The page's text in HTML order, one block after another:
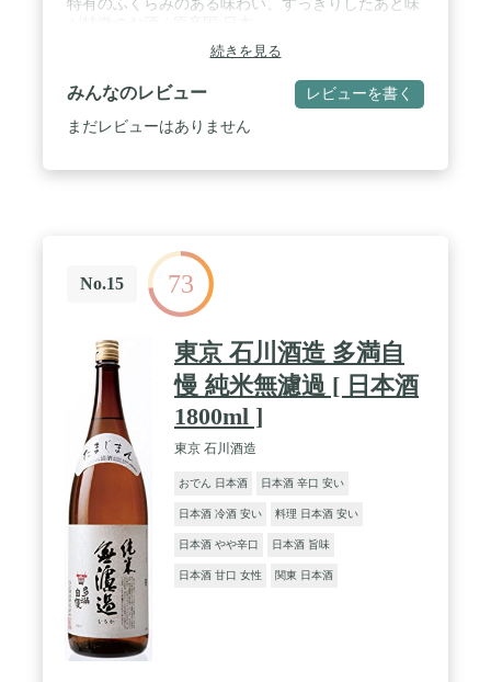
特有のふくらみのある味わい、すっきりしたあと味
続きを見る
みんなのレビュー レビューを書く
まだレビューはありません
No.15 73
東京 石川酒造 多満自
慢 純米無濾過 [ 日本酒
1800ml ]
東京 石川酒造
おでん 日本酒 日本酒 辛口 安い
日本酒 冷酒 安い 料理 日本酒 安い
日本酒 やや辛口 日本酒 旨味
日本酒 甘口 女性 関東 日本酒